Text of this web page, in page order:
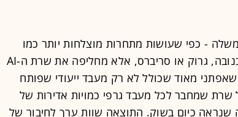
- כפי שעושות מתחרות מוצלחות יותר כמו
AMD, או פחות כמו אינטל, סמבנובה, גרוק או סריברס, אלא מחליפה את שרת ה-AI
מאוד שכולל לא רק מעבד ייעודי שפותח
שמחבר לכל מעבד גרפי כמויות אדירות של
שנראה כיום בשוק. התוצאה שוות ערך לחיבור של